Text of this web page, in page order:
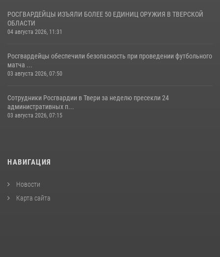
РОСГВАРДЕЙЦЫ ИЗЪЯЛИ БОЛЕЕ 50 ЕДИНИЦ ОРУЖИЯ В ТВЕРСКОЙ
ОБЛАСТИ
04 августа 2026, 11:31
Росгвардейцы обеспечили безопасность при проведении футбольного
матча ...
03 августа 2026, 07:50
Сотрудники Росгвардии в Твери за неделю пресекли 24
административных п...
03 августа 2026, 07:15
НАВИГАЦИЯ
Новости
Карта сайта